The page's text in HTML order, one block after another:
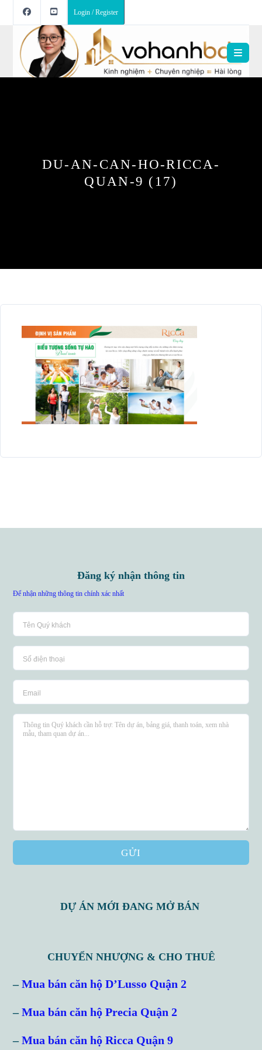
Login / Register
DU-AN-CAN-HO-RICCA-
QUAN-9 (17)
Đăng ký nhận thông tin
Để nhận những thông tin chính xác nhất
GỬI
DỰ ÁN MỚI ĐANG MỞ BÁN
CHUYỂN NHƯỢNG & CHO THUÊ
–Mua bán căn hộ D’Lusso Quận 2
–Mua bán căn hộ Precia Quận 2
–Mua bán căn hộ Ricca Quận 9
Log in